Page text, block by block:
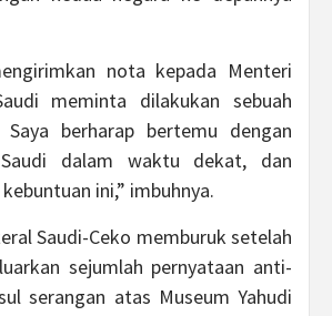
nota kepada Menteri
meminta dilakukan sebuah
berharap bertemu dengan
dalam waktu dekat, dan
ini,” imbuhnya.
Saudi-Ceko memburuk setelah
sejumlah pernyataan anti-
serangan atas Museum Yahudi